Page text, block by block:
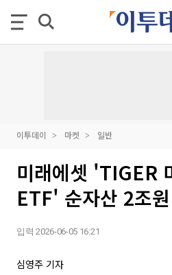
이투데이 마켓 일반
미래에셋 'TIGER
ETF' 순자산 2조
입력 2026-06-05 16:21
심영주 기자